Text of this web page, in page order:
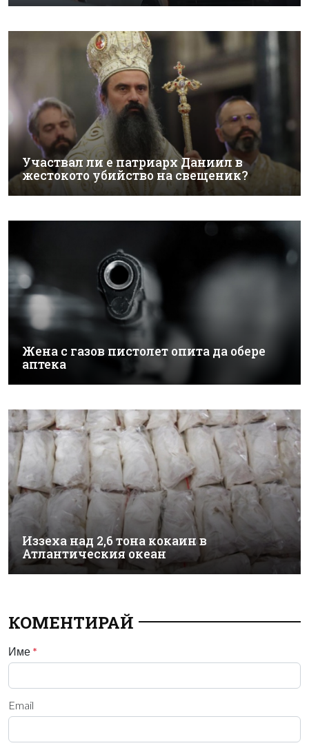
Участвал ли е патриарх Даниил в
жестокото убийство на свещеник?
Жена с газов пистолет опита да обере
аптека
Иззеха над 2,6 тона кокаин в
Атлантическия океан
КОМЕНТИРАЙ
Име *
Email